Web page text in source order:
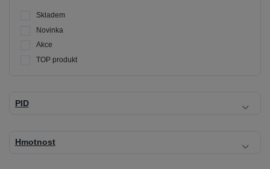
Skladem
Novinka
Akce
TOP produkt
PID
Hmotnost